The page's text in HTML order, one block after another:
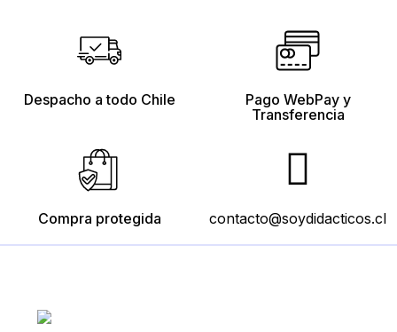
Despacho a todo Chile
Pago WebPay y
Transferencia
Compra protegida contacto@soydidacticos.cl